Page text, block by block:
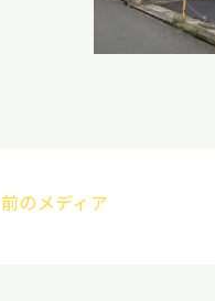
前のメディア